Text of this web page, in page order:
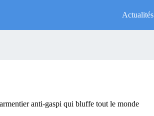
Actualités
anti-gaspi qui bluffe tout le monde